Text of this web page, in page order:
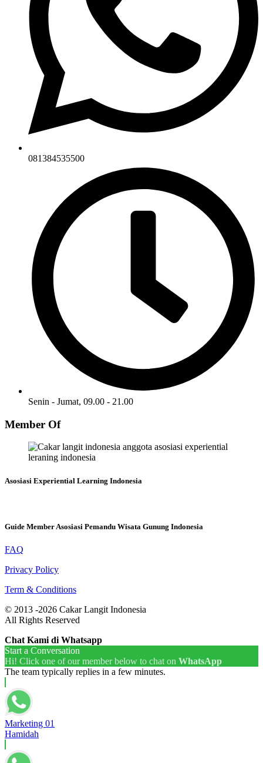
081384535500
Senin - Jumat, 09.00 - 21.00
Member Of
Asosiasi Experiential Learning Indonesia
Guide Member Asosiasi Pemandu Wisata Gunung Indonesia
FAQ
Privacy Policy
Term & Conditions
© 2013 -2026 Cakar Langit Indonesia
All Rights Reserved
Chat Kami di Whatsapp
Start a Conversation
Hi! Click one of our member below to chat on WhatsApp
The team typically replies in a few minutes.
Marketing 01
Hamidah